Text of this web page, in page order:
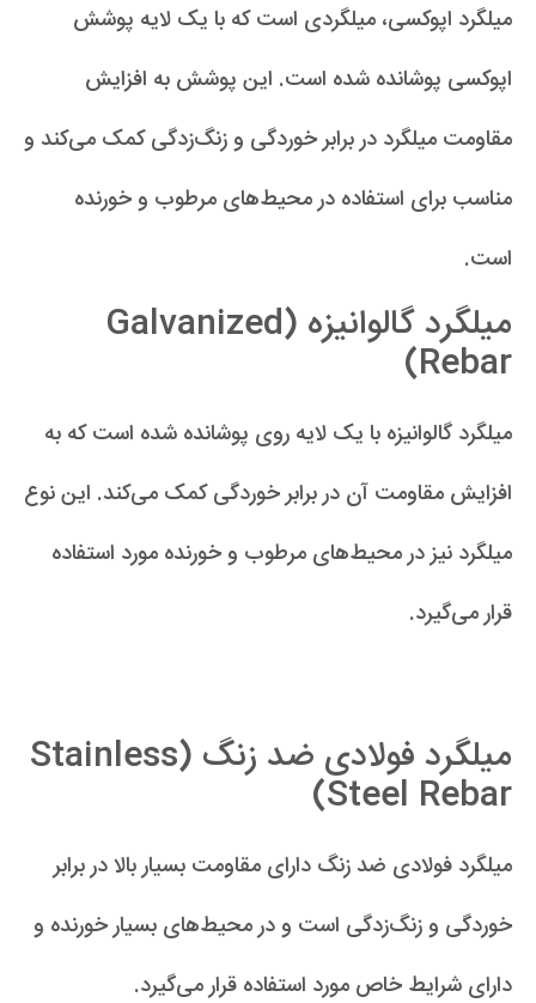
میلگرد اپوکسی، میلگردی است که با یک لایه پوشش
اپوکسی پوشانده شده است. این پوشش به افزایش
مقاومت میلگرد در برابر خوردگی و زنگ‌زدگی کمک می‌کند و
مناسب برای استفاده در محیط‌های مرطوب و خورنده
است.
میلگرد گالوانیزه (Galvanized
Rebar)
میلگرد گالوانیزه با یک لایه روی پوشانده شده است که به
افزایش مقاومت آن در برابر خوردگی کمک می‌کند. این نوع
میلگرد نیز در محیط‌های مرطوب و خورنده مورد استفاده
قرار می‌گیرد.
میلگرد فولادی ضد زنگ (Stainless
Steel Rebar)
میلگرد فولادی ضد زنگ دارای مقاومت بسیار بالا در برابر
خوردگی و زنگ‌زدگی است و در محیط‌های بسیار خورنده و
دارای شرایط خاص مورد استفاده قرار می‌گیرد.